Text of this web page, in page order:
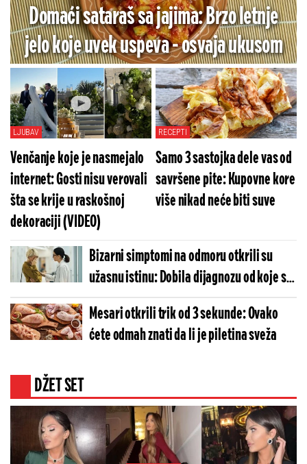
Domaći sataraš sa jajima: Brzo letnje
jelo koje uvek uspeva - osvaja ukusom
LJUBAV
Venčanje koje je nasmejalo
internet: Gosti nisu verovali
šta se krije u raskošnoj
dekoraciji (VIDEO)
RECEPTI
Samo 3 sastojka dele vas od
savršene pite: Kupovne kore
više nikad neće biti suve
Bizarni simptomi na odmoru otkrili su
užasnu istinu: Dobila dijagnozu od koje se
ledi krv
Mesari otkrili trik od 3 sekunde: Ovako
ćete odmah znati da li je piletina sveža
DŽET SET